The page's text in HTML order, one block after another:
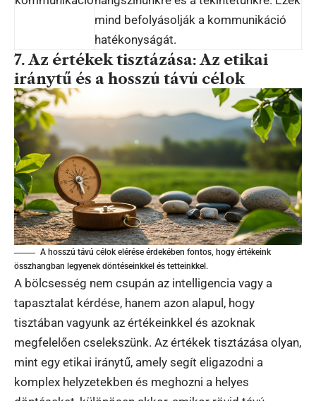
mind befolyásolják a kommunikáció
hatékonyságát.
7. Az értékek tisztázása: Az etikai
iránytű és a hosszú távú célok
A hosszú távú célok elérése érdekében fontos, hogy értékeink
összhangban legyenek döntéseinkkel és tetteinkkel.
A bölcsesség nem csupán az intelligencia vagy a
tapasztalat kérdése, hanem azon alapul, hogy
tisztában vagyunk az értékeinkkel és azoknak
megfelelően cselekszünk. Az értékek tisztázása olyan,
mint egy etikai iránytű, amely segít eligazodni a
komplex helyzetekben és meghozni a helyes